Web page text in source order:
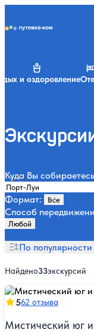
и оздоровление
Куда Вы
Формат:
Способ
Найдено33экскурсий
По популярности
562 отзыва
Мистический юг